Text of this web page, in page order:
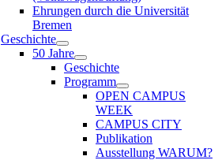
Ehrungen durch die Universität
Bremen
Geschichte
50 Jahre
Geschichte
Programm
OPEN CAMPUS
WEEK
CAMPUS CITY
Publikation
Ausstellung WARUM?